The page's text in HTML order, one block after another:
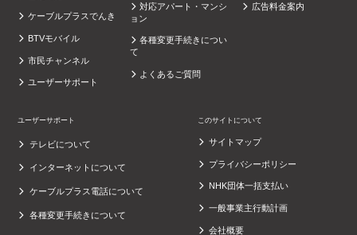
ケーブルプラスでんき
BTVモバイル
市民チャンネル
ユーザーサポート
対応アパート・マンシ
ョン
各種変更手続きについ
て
よくあるご質問
広告料金案内
ユーザーサポート
テレビについて
インターネットについて
ケーブルプラス電話について
各種変更手続きについて
このサイトについて
サイトマップ
プライバシーポリシー
NHK団体一括支払い
一般事業主行動計画
会社概要